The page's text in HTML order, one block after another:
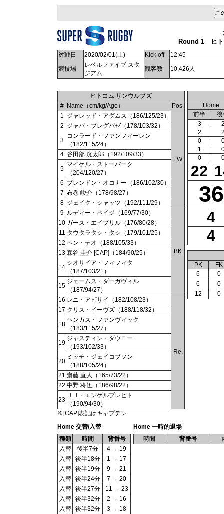
Round 1 ヒト
対戦日 2020/02/01(土) Kick off
12:45
競技場
レベルファイブ スタ
ジアム
観客数 10,426人
ヒトコム サンウルブズ
#
Name（cm/kg/Age）
Pos.
1 ジャレッド・アダムス（186/125/23）
FW
2 ジャバ・ブレグバゼ（178/103/32）
3
コンラード・ファンフィーレン
（182/115/24）
4 谷田部 洸太郎（192/109/33）
5
マイケル・ストーバーク
（204/120/27）
6 ブレンドン・オコナー（186/102/30）
7 布巻 峻介（178/98/27）
8 ジェイク・シャッツ（192/111/29）
9 ルディー・ペイジ（169/77/30）
BK
10 ガース・エイプリル（176/80/28）
11 タウタラタシ・タシ（179/101/25）
12 ベン・テオ（188/105/33）
13 森谷 圭介 [CAP]（184/90/25）
14
シオサイア・フィフィタ
（187/103/21）
15
ジェームス・ダーガヴィル
（187/94/27）
16 レニ・アピサイ（182/108/23）
Re.
17 クリス・イーヴズ（188/118/32）
18
ヘンカス・ファンヴィック
（183/115/27）
19
ジャスティン・ダウニー
（193/102/33）
20
ミッチ・ジェイコブソン
（188/105/24）
21 齋藤 直人（165/73/22）
22 中野 将伍（186/98/22）
23
ＪＪ・エンゲルブレヒト
（190/94/30）
※[CAP]表記はキャプテン
Home
前半
3
2
0
1
0
22
36
4
4
PK
FK
6
0
6
0
12
0
Home 交替/入替
種類
時間
背番号
入替
後半7分
4 → 19
入替
後半18分
1 → 17
入替
後半19分
9 → 21
入替
後半24分
7 → 20
入替
後半27分
11 → 23
入替
後半32分
2 → 16
入替
後半32分
3 → 18
Home 一時的退場
時間
背番号